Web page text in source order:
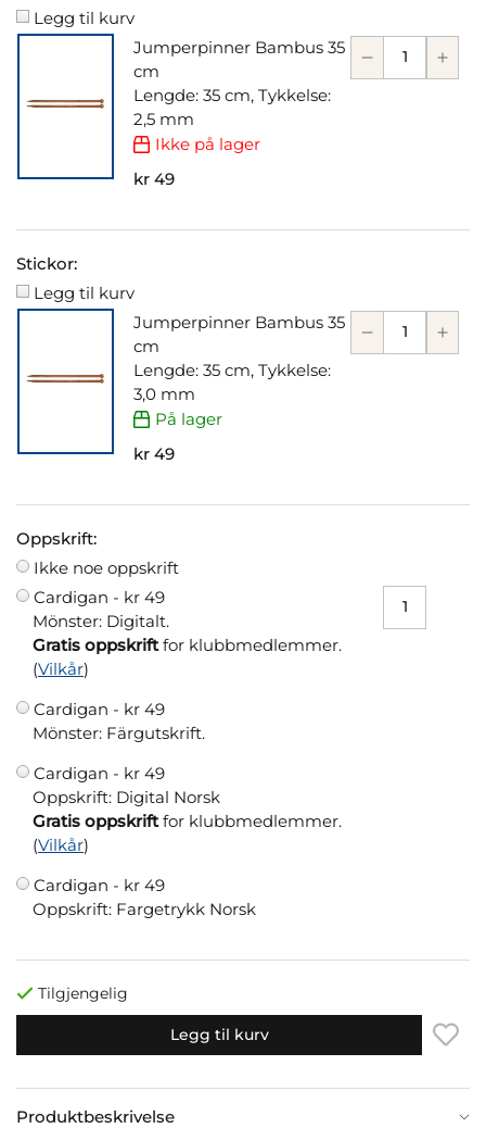
Legg til kurv
Jumperpinner Bambus 35
cm
Lengde: 35 cm, Tykkelse:
2,5 mm
Ikke på lager
kr 49
Stickor:
Legg til kurv
Jumperpinner Bambus 35
cm
Lengde: 35 cm, Tykkelse:
3,0 mm
På lager
kr 49
Oppskrift:
Ikke noe oppskrift
Cardigan - kr 49
Mönster: Digitalt.
Gratis oppskriftfor klubbmedlemmer.
(Vilkår)
Cardigan - kr 49
Mönster: Färgutskrift.
Cardigan - kr 49
Oppskrift: Digital Norsk
Gratis oppskriftfor klubbmedlemmer.
(Vilkår)
Cardigan - kr 49
Oppskrift: Fargetrykk Norsk
Tilgjengelig
Legg til kurv
Produktbeskrivelse